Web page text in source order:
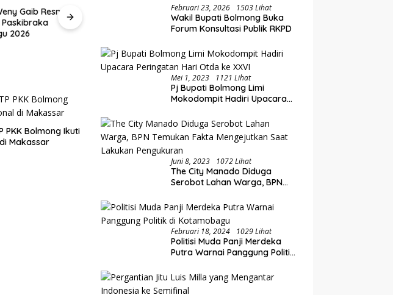
Gaib Resmi
2026
Bupati Yusra Alhabsyi Lantik 59
Pejabat, Rolling Jabatan
Keempat di Pemkab Bolmong
Hadiri Rakorwil TPAKD Sulut-
Gorontalo, Wawali Rendy
Pembiayaan UMKM
PKK Bolmong Ikuti
Makassar
Februari 23, 2026 1503 Lihat
Wakil Bupati Bolmong Buka
Forum Konsultasi Publik RKPD
Mei 1, 2023 1121 Lihat
Pj Bupati Bolmong Limi
Mokodompit Hadiri Upacara
Juni 8, 2023 1072 Lihat
The City Manado Diduga
Serobot Lahan Warga, BPN
Saat Lakukan Pengukuran
Februari 18, 2024 1029 Lihat
Politisi Muda Panji Merdeka
Putra Warnai Panggung Politik